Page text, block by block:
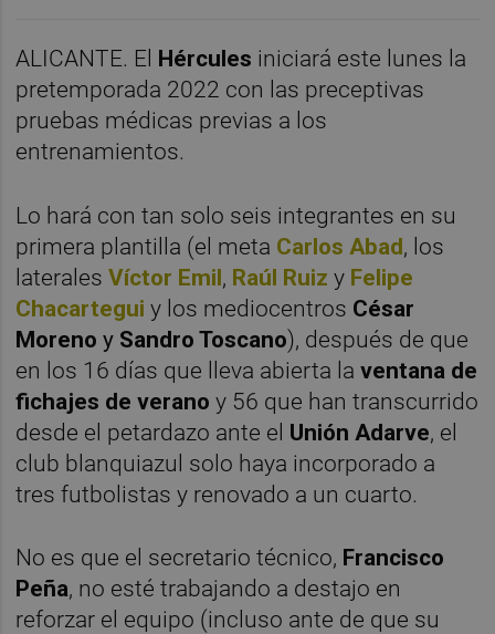
ALICANTE. El Hércules iniciará este lunes la
pretemporada 2022 con las preceptivas
pruebas médicas previas a los
entrenamientos.
Lo hará con tan solo seis integrantes en su
primera plantilla (el meta Carlos Abad, los
laterales Víctor Emil, Raúl Ruiz y Felipe
Chacartegui y los mediocentros César
Morenoy Sandro Toscano), después de que
en los 16 días que lleva abierta laventana de
fichajes de verano y 56 que han transcurrido
desde el petardazo ante el Unión Adarve, el
club blanquiazul solo haya incorporado a
tres futbolistas y renovado a un cuarto.
No es que el secretario técnico, Francisco
Peña, no esté trabajando a destajo en
reforzar el equipo (incluso ante de que su